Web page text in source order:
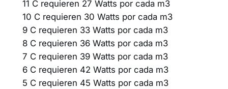
11 C requieren 27 Watts por cada m3
10 C requieren 30 Watts por cada m3
9 C requieren 33 Watts por cada m3
8 C requieren 36 Watts por cada m3
7 C requieren 39 Watts por cada m3
6 C requieren 42 Watts por cada m3
5 C requieren 45 Watts por cada m3